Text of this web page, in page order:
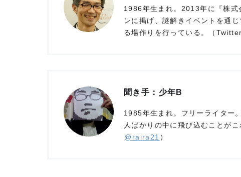
1986年生まれ。2013年に『株
ンに掲げ、謎解きイベントを通
る場作りを行っている。（Twitter
聞き手：少年B
1985年生まれ。フリーライター
人ばかりの中に飛び込むことが
@raira21 ）